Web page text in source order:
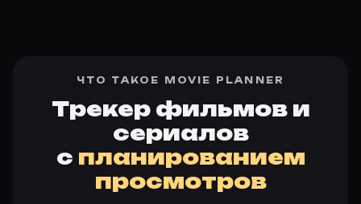
ЧТО ТАКОЕ MOVIE PLANNER
Трекер фильмов и
сериалов
с планированием
просмотров